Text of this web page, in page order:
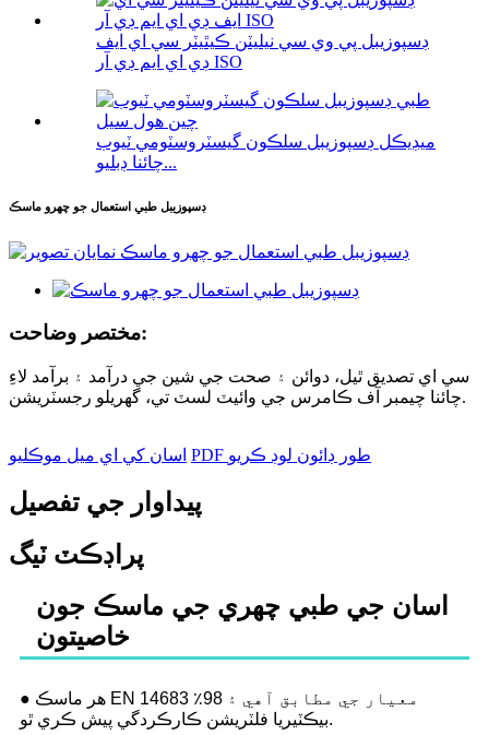
ڊسپوزيبل پي وي سي نيليٽن ڪيٿيٽر سي اي ايف
ڊي اي ايم ڊي آر ISO
ميڊيڪل ڊسپوزيبل سلڪون گيسٽروسٽومي ٽيوب
چائنا ڊبليو...
ڊسپوزيبل طبي استعمال جو چهرو ماسڪ
مختصر وضاحت:
سي اي تصديق ٿيل، دوائن ۽ صحت جي شين جي درآمد ۽ برآمد لاءِ
چائنا چيمبر آف ڪامرس جي وائيٽ لسٽ تي، گهريلو رجسٽريشن.
اسان کي اي ميل موڪليو PDF طور ڊائون لوڊ ڪريو
پيداوار جي تفصيل
پراڊڪٽ ٽيگ
اسان جي طبي چهري جي ماسڪ جون
خاصيتون
● هر ماسڪ EN 14683 معيار جي مطابق آهي ۽ 98٪
بيڪٽيريا فلٽريشن ڪارڪردگي پيش ڪري ٿو.